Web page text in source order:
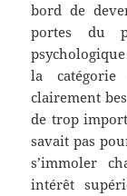
bord de
portes du
la
clairement
de trop
savait pas
s’immoler
intérêt